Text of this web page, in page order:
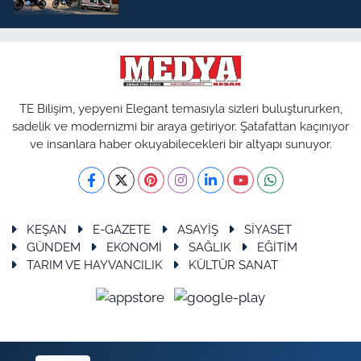
TE Bilişim, yepyeni Elegant temasıyla sizleri buluştururken,
sadelik ve modernizmi bir araya getiriyor. Şatafattan kaçınıyor
ve insanlara haber okuyabilecekleri bir altyapı sunuyor.
KEŞAN E-GAZETE ASAYİŞ
SİYASET
GÜNDEM
EKONOMİ SAĞLIK
EĞİTİM
TARIM VE HAYVANCILIK
KÜLTÜR SANAT